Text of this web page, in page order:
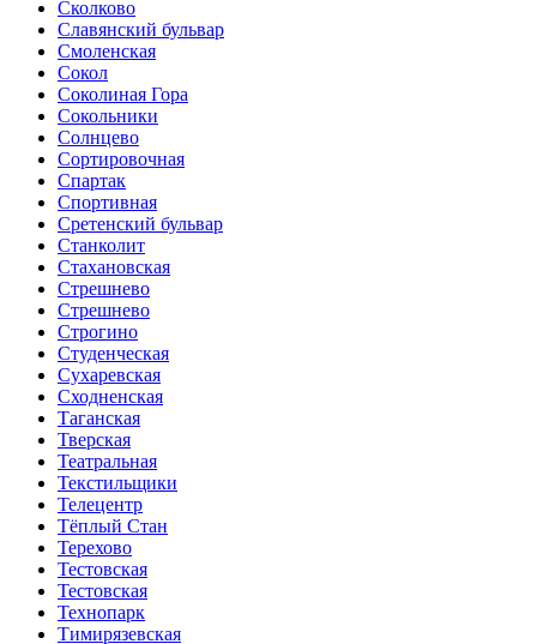
Сколково
Славянский бульвар
Смоленская
Сокол
Соколиная Гора
Сокольники
Солнцево
Сортировочная
Спартак
Спортивная
Сретенский бульвар
Станколит
Стахановская
Стрешнево
Стрешнево
Строгино
Студенческая
Сухаревская
Сходненская
Таганская
Тверская
Театральная
Текстильщики
Телецентр
Тёплый Стан
Терехово
Тестовская
Тестовская
Технопарк
Тимирязевская